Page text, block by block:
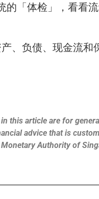
的「体检」，看看
、负债、现金流
this article are for
advice that is
Authority of